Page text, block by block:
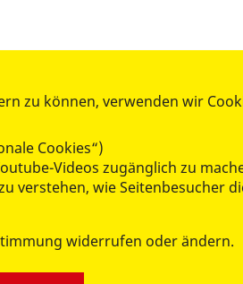
zu können, verwenden wir
Cookies“)
Videos zugänglich zu
verstehen, wie
widerrufen oder ändern.